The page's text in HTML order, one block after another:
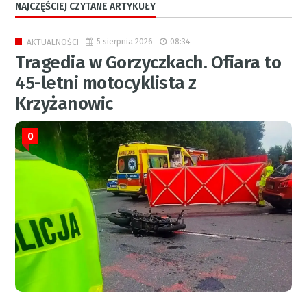
NAJCZĘŚCIEJ CZYTANE ARTYKUŁY
AKTUALNOŚCI 5 sierpnia 2026 08:34
Tragedia w Gorzyczkach. Ofiara to
45-letni motocyklista z
Krzyżanowic
0